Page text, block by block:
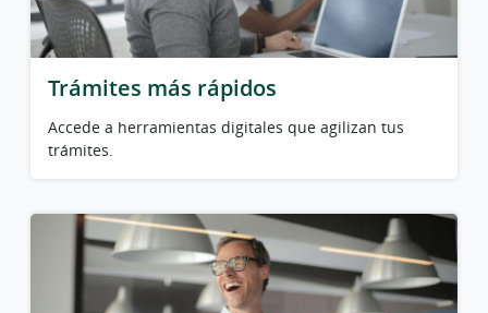
Trámites más rápidos
Accede a herramientas digitales que agilizan tus
trámites.